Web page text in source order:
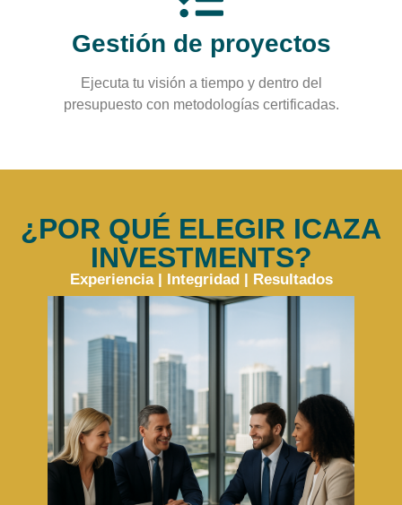
Gestión de proyectos
Ejecuta tu visión a tiempo y dentro del
presupuesto con metodologías certificadas.
¿POR QUÉ ELEGIR ICAZA
INVESTMENTS?
Experiencia | Integridad | Resultados